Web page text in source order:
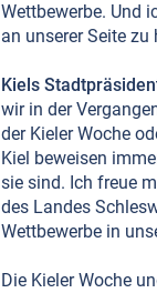
Wettbewerbe. Und
an unserer Seite zu
Kiels
wir in der
der Kieler Woche
Kiel beweisen
sie sind. Ich freue
des Landes
Wettbewerbe in
Die Kieler Woche